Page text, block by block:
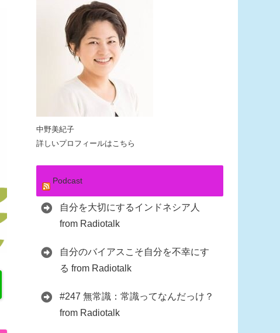
中野美紀子
詳しいプロフィールはこちら
Podcast
自分を大切にするインドネシア人
from Radiotalk
自分のバイアスこそ自分を不幸にす
る from Radiotalk
#247 無常識：常識ってなんだっけ？
from Radiotalk